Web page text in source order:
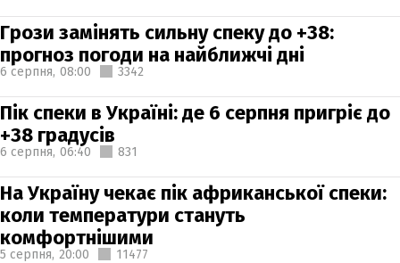
Грози замінять сильну спеку до +38:
прогноз погоди на найближчі дні
6 серпня, 08:00 3342
Пік спеки в Україні: де 6 серпня пригріє до
+38 градусів
6 серпня, 06:40 831
На Україну чекає пік африканської спеки:
коли температури стануть
комфортнішими
5 серпня, 20:00 11477